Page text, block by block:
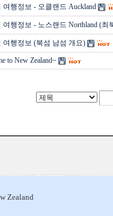
여행정보 - 오클랜드 Auckland
여행정보 - 노스랜드 Northland (최
여행정보 (북섬 남섬 개요)
to New Zealand~
Zealand